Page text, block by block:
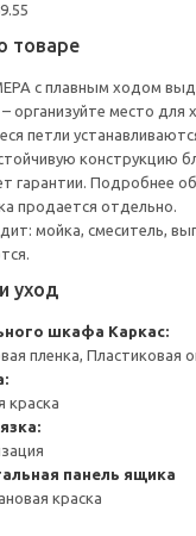
товаре
с плавным ходом
организуйте место для
петли
конструкцию
гарантии. Подробнее
продается отдельно.
мойка, смеситель,
уход
шкафа Каркас:
пленка, Пластиковая
краска
панель ящика
краска